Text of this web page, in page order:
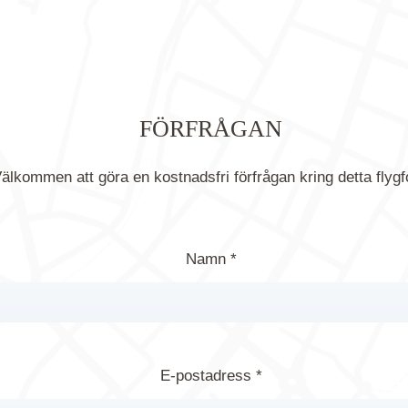
FÖRFRÅGAN
att göra en kostnadsfri förfrågan kring detta
Namn *
E-postadress *